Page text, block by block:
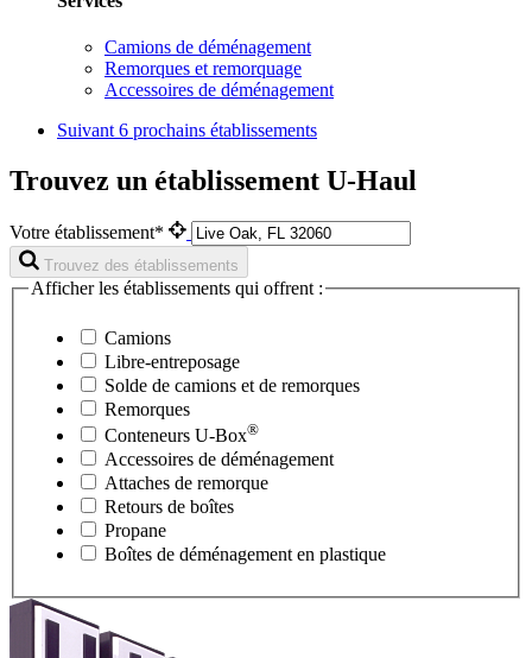
Camions de déménagement
Remorques et remorquage
Accessoires de déménagement
Suivant 6 prochains établissements
Trouvez un établissement U-Haul
Votre établissement*
Trouvez des établissements
Afficher les établissements qui offrent :
Camions
Libre-entreposage
Solde de camions et de remorques
Remorques
Conteneurs U-Box®
Accessoires de déménagement
Attaches de remorque
Retours de boîtes
Propane
Boîtes de déménagement en plastique